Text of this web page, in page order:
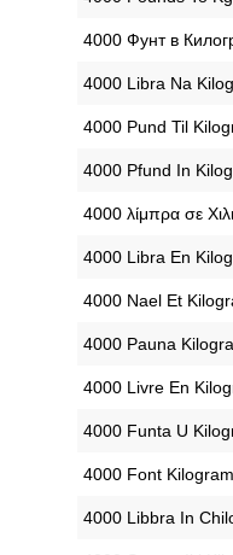
‎4000 Фунт в
‎4000 Libra Na
‎4000 Pund Til
‎4000 Pfund In
‎4000 λίμπρα σε
‎4000 Libra En
‎4000 Nael Et
‎4000 Pauna
‎4000 Livre En
‎4000 Funta U
‎4000 Font
‎4000 Libbra In